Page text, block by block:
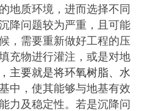
地质环境，进而选择不同
降问题较为严重，且可能
，需要重新做好工程的压
充物进行灌注，或是对地
主要就是将环氧树脂、水
中，使其能够与地基有效
力及稳定性。若是沉降问